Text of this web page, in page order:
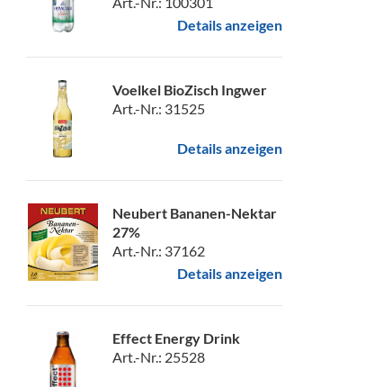
Details anzeigen
Voelkel BioZisch Ingwer
Art.-Nr.: 31525
Details anzeigen
Neubert Bananen-Nektar
27%
Art.-Nr.: 37162
Details anzeigen
Effect Energy Drink
Art.-Nr.: 25528